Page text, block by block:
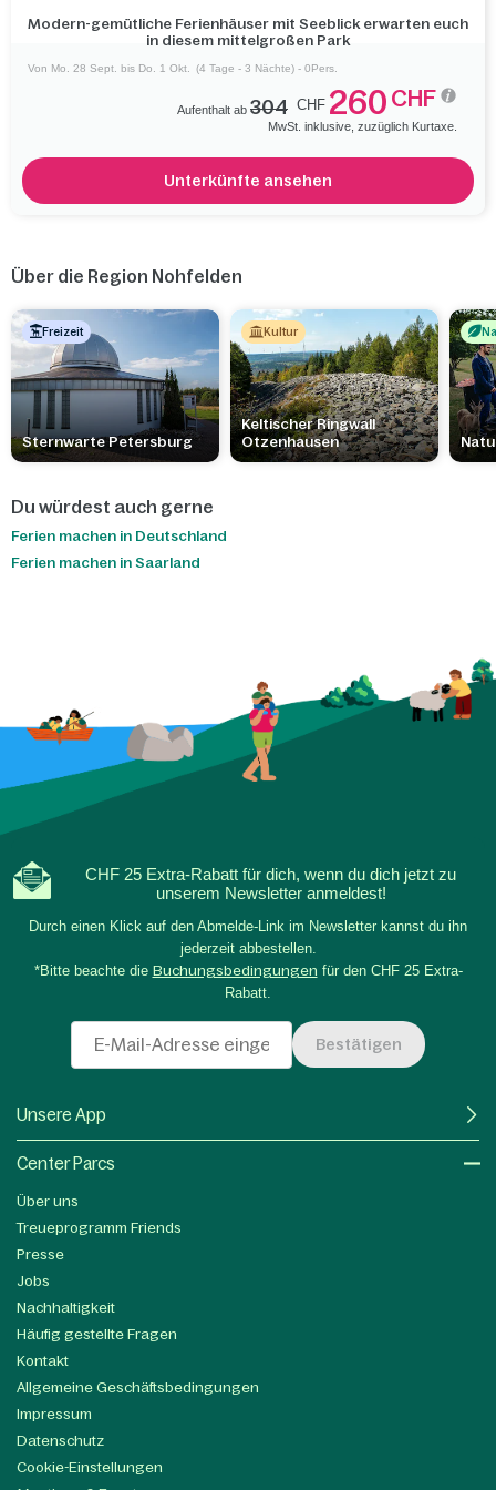
Nohfelden ist das ideale Ziel für gelungene Ferien in Deutschland.
Modern-gemütliche Ferienhäuser mit Seeblick erwarten euch
in diesem mittelgroßen Park
Von Mo. 28 Sept. bis Do. 1 Okt. (4 Tage - 3 Nächte) - 0Pers.
Aufenthalt ab 304 CHF 260 CHF
MwSt. inklusive, zuzüglich Kurtaxe.
Unterkünfte ansehen
Über die Region Nohfelden
Freizeit
Sternwarte Petersburg
Kultur
Keltischer Ringwall
Otzenhausen
Du würdest auch gerne
Ferien machen in Deutschland
Ferien machen in Saarland
CHF 25 Extra-Rabatt für dich, wenn du dich jetzt zu
unserem Newsletter anmeldest!
Durch einen Klick auf den Abmelde-Link im Newsletter kannst du ihn
jederzeit abbestellen.
*Bitte beachte die Buchungsbedingungen für den CHF 25 Extra-
Rabatt.
Bestätigen
Unsere App
Center Parcs
Über uns
Treueprogramm Friends
Presse
Jobs
Nachhaltigkeit
Häufig gestellte Fragen
Kontakt
Allgemeine Geschäftsbedingungen
Impressum
Datenschutz
Cookie-Einstellungen